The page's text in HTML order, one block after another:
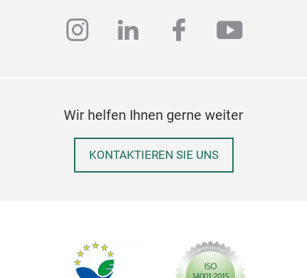
instagram
linkedinfacebook
Wir helfen Ihnen gerne weiter
KONTAKTIEREN SIE UNS